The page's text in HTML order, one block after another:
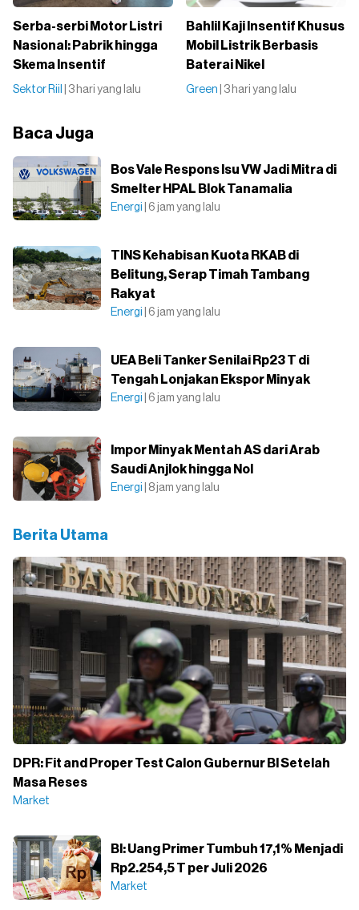
Serba-serbi Motor Listri
Nasional: Pabrik hingga
Skema Insentif
Sektor Riil | 3 hari yang lalu
Bahlil Kaji Insentif Khusus
Mobil Listrik Berbasis
Baterai Nikel
Green | 3 hari yang lalu
Baca Juga
Bos Vale Respons Isu VW Jadi Mitra di
Smelter HPAL Blok Tanamalia
Energi | 6 jam yang lalu
TINS Kehabisan Kuota RKAB di
Belitung, Serap Timah Tambang
Rakyat
Energi | 6 jam yang lalu
UEA Beli Tanker Senilai Rp23 T di
Tengah Lonjakan Ekspor Minyak
Energi | 6 jam yang lalu
Impor Minyak Mentah AS dari Arab
Saudi Anjlok hingga Nol
Energi | 8 jam yang lalu
Berita Utama
DPR: Fit and Proper Test Calon Gubernur BI Setelah
Masa Reses
Market
BI: Uang Primer Tumbuh 17,1% Menjadi
Rp2.254,5 T per Juli 2026
Market